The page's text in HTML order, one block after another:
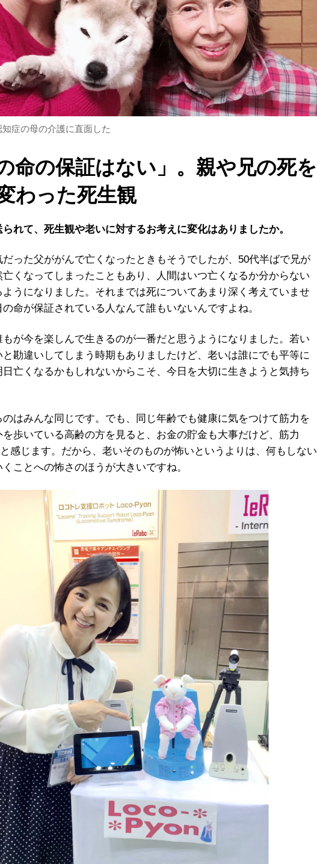
症の母の介護に直面した
命の保証はない」。親や兄の死を
わった死生観
れて、死生観や老いに対するお考えに変化はありましたか。
った父ががんで亡くなったときもそうでしたが、50代半ばで兄が
くなってしまったこともあり、人間はいつ亡くなるか分からない
ようになりました。それまでは死についてあまり深く考えていませ
命が保証されている人なんて誰もいないんですよね。
が今を楽しんで生きるのが一番だと思うようになりました。若い
と勘違いしてしまう時期もありましたけど、老いは誰にでも平等に
亡くなるかもしれないからこそ、今日を大切に生きようと気持ち
はみんな同じです。でも、同じ年齢でも健康に気をつけて筋力を
歩いている高齢の方を見ると、お金の貯金も大事だけど、筋力
感じます。だから、老いそのものが怖いというよりは、何もしない
ことへの怖さのほうが大きいですね。